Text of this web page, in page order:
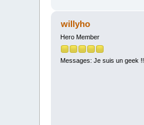
willyho
Hero Member
Messages: Je suis un geek !!